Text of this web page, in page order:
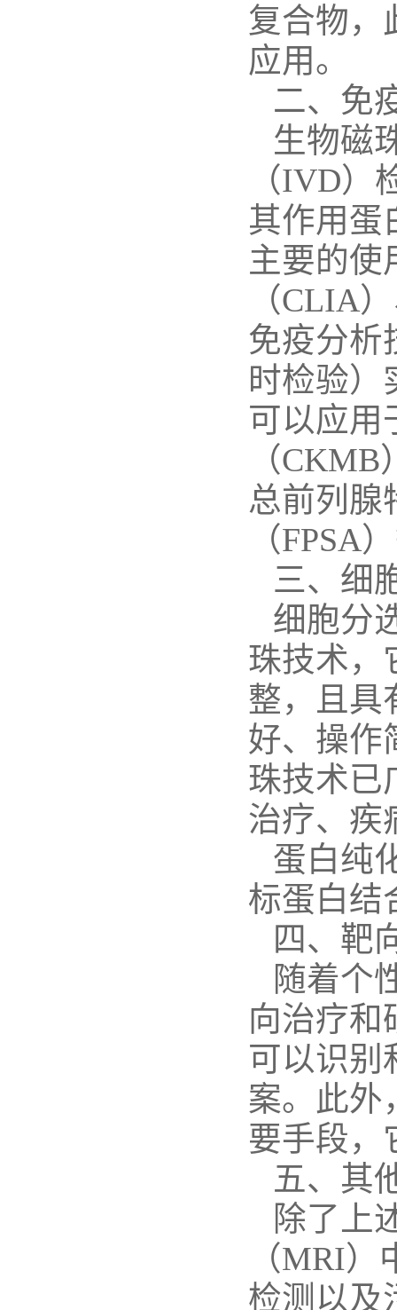
复合物，
应用。
二、免
生物磁
（IVD）
其作用蛋
主要的使
（CLIA
免疫分析
时检验）
可以应用
（CKMB
总前列腺
（FPSA
三、细
细胞分
珠技术，
整，且具
好、操作
珠技术已
治疗、疾
蛋白纯
标蛋白结
四、靶
随着个
向治疗和
可以识别
案。此外
要手段，
五、其
除了上
（MRI）
检测以及